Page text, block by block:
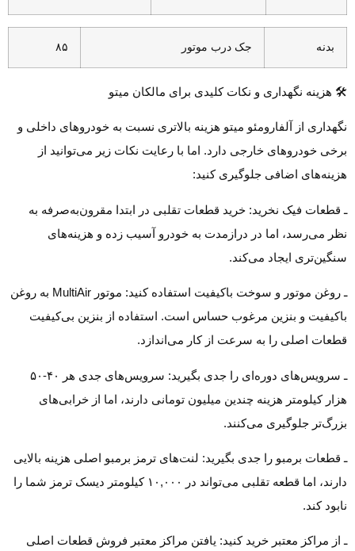
بدنه جک درب موتور ۸۵
🛠️ هزینه نگهداری و نکات کلیدی برای مالکان میتو
نگهداری از آلفارومئو میتو هزینه بالاتری نسبت به خودروهای داخلی و
برخی خودروهای خارجی دارد. اما با رعایت نکات زیر می‌توانید از
هزینه‌های اضافی جلوگیری کنید:
ـ قطعات فیک نخرید: خرید قطعات تقلبی در ابتدا مقرون‌به‌صرفه به
نظر می‌رسد، اما در درازمدت به خودرو آسیب زده و هزینه‌های
سنگین‌تری ایجاد می‌کند.
ـ روغن موتور و سوخت باکیفیت استفاده کنید: موتور MultiAir به روغن
باکیفیت و بنزین مرغوب حساس است. استفاده از بنزین بی‌کیفیت
قطعات اصلی را به سرعت از کار می‌اندازد.
ـ سرویس‌های دوره‌ای را جدی بگیرید: سرویس‌های جدی هر ۴۰-۵۰
هزار کیلومتر هزینه چندین میلیون تومانی دارند، اما از خرابی‌های
بزرگ‌تر جلوگیری می‌کنند.
ـ قطعات برمبو را جدی بگیرید: لنت‌های ترمز برمبو اصلی هزینه بالایی
دارند، اما قطعه تقلبی می‌تواند در ۱۰,۰۰۰ کیلومتر دیسک ترمز شما را
نابود کند.
ـ از مراکز معتبر خرید کنید: یافتن مراکز معتبر فروش قطعات اصلی